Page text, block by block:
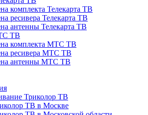
комплекта Телекарта ТВ
ресивера Телекарта ТВ
антенны Телекарта ТВ
ТВ
комплекта МТС ТВ
ресивера МТС ТВ
антенны МТС ТВ
Триколор ТВ
ТВ в Москве